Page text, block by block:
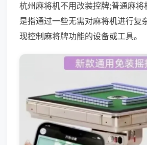
杭州麻将机不用改装控牌;普通麻
是指通过一些无需对麻将机进行复
现控制麻将牌功能的设备或工具。